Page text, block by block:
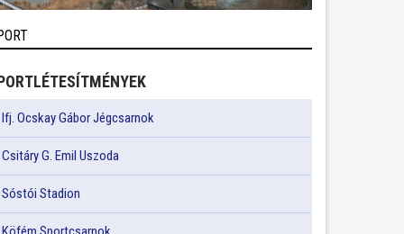
Ifj. Ocskay Gábor Jégcsarnok
Csitáry G. Emil Uszoda
Sóstói Stadion